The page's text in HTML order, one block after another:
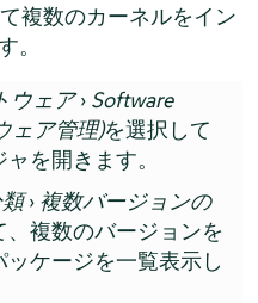
複数のカーネルをイン
。
ウェア› Software
ェア管理)を選択して
を開きます。
› 複数バージョンの
、複数のバージョンを
ケージを一覧表示し